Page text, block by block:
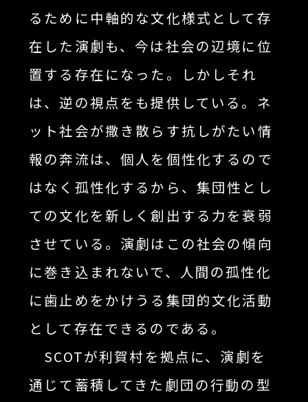
るために中軸的な文化様式として存
在した演劇も、今は社会の辺境に位
置する存在になった。しかしそれ
は、逆の視点をも提供している。ネ
ット社会が撒き散らす抗しがたい情
報の奔流は、個人を個性化するので
はなく孤性化するから、集団性とし
ての文化を新しく創出する力を衰弱
させている。演劇はこの社会の傾向
に巻き込まれないで、人間の孤性化
に歯止めをかけうる集団的文化活動
として存在できるのである。
SCOTが利賀村を拠点に、演劇を
通じて蓄積してきた劇団の行動の型